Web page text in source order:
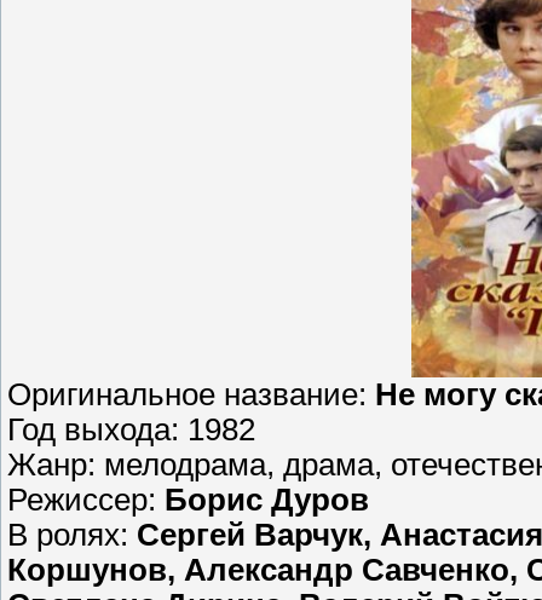
Оригинальное название: Не могу
Год выхода: 1982
Жанр: мелодрама, драма,
Режиссер: Борис Дуров
В ролях: Сергей Варчук,
Коршунов, Александр